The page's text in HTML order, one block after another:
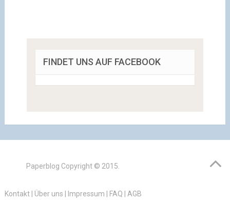
FINDET UNS AUF FACEBOOK
Paperblog Copyright © 2015.
Kontakt| Über uns Impressum FAQ AGB